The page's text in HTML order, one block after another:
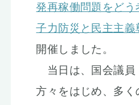
発再稼働問題をど
子力防災と民主主義
開催しました。
当日は、国会議員
方々をはじめ、多